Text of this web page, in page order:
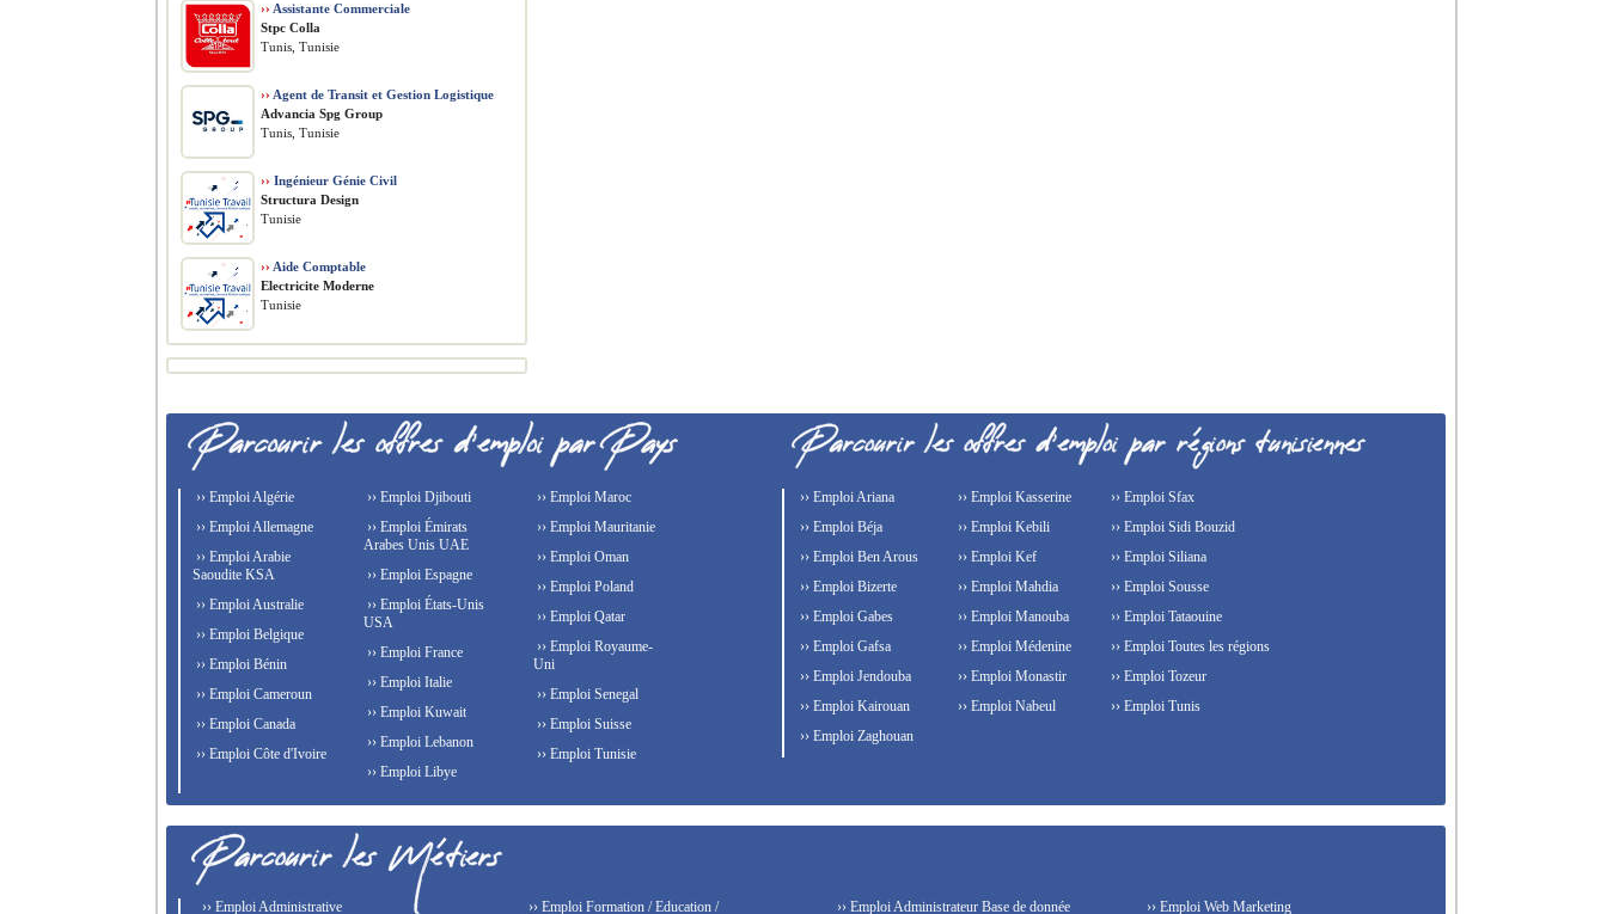
›› Assistante Commerciale
Stpc Colla
Tunis, Tunisie
›› Agent de Transit et Gestion Logistique
Advancia Spg Group
Tunis, Tunisie
›› Ingénieur Génie Civil
Structura Design
Tunisie
›› Aide Comptable
Electricite Moderne
Tunisie
›› Emploi Algérie
›› Emploi Allemagne
›› Emploi Arabie
Saoudite KSA
›› Emploi Australie
›› Emploi Belgique
›› Emploi Bénin
›› Emploi Cameroun
›› Emploi Canada
›› Emploi Côte d'Ivoire
›› Emploi Djibouti
›› Emploi Émirats
Arabes Unis UAE
›› Emploi Espagne
›› Emploi États-Unis
USA
›› Emploi France
›› Emploi Italie
›› Emploi Kuwait
›› Emploi Lebanon
›› Emploi Libye
›› Emploi Maroc
›› Emploi Mauritanie
›› Emploi Oman
›› Emploi Poland
›› Emploi Qatar
›› Emploi Royaume-
Uni
›› Emploi Senegal
›› Emploi Suisse
›› Emploi Tunisie
›› Emploi Ariana
›› Emploi Béja
›› Emploi Ben Arous
›› Emploi Bizerte
›› Emploi Gabes
›› Emploi Gafsa
›› Emploi Jendouba
›› Emploi Kairouan
›› Emploi Kasserine
›› Emploi Kebili
›› Emploi Kef
›› Emploi Mahdia
›› Emploi Manouba
›› Emploi Médenine
›› Emploi Monastir
›› Emploi Nabeul
›› Emploi Sfax
›› Emploi Sidi Bouzid
›› Emploi Siliana
›› Emploi Sousse
›› Emploi Tataouine
›› Emploi Toutes les régions
›› Emploi Tozeur
›› Emploi Tunis
›› Emploi Zaghouan
›› Emploi Administrative
›› Emploi Formation / Education /
›› Emploi Administrateur Base de donnée
›› Emploi Web Marketing